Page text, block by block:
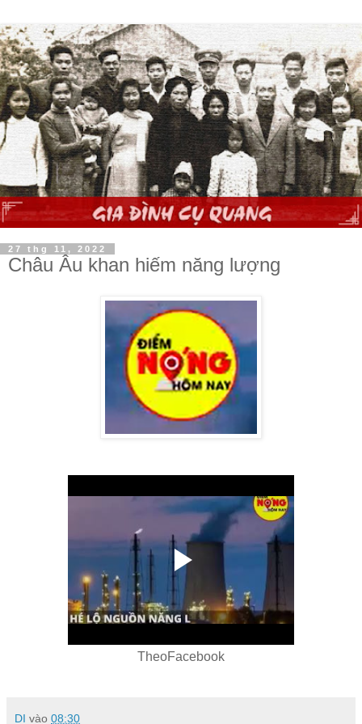
27 thg 11, 2022
Châu Âu khan hiếm năng lượng
TheoFacebook
DI vào 08:30